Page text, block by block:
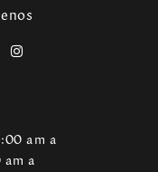
am a
a